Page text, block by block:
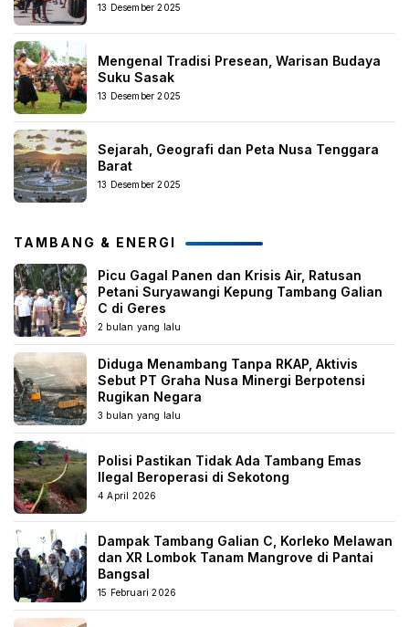
13 Desember 2025
Mengenal Tradisi Presean, Warisan Budaya
Suku Sasak
13 Desember 2025
Sejarah, Geografi dan Peta Nusa Tenggara
Barat
13 Desember 2025
TAMBANG & ENERGI
Picu Gagal Panen dan Krisis Air, Ratusan
Petani Suryawangi Kepung Tambang Galian
C di Geres
2 bulan yang lalu
Diduga Menambang Tanpa RKAP, Aktivis
Sebut PT Graha Nusa Minergi Berpotensi
Rugikan Negara
3 bulan yang lalu
Polisi Pastikan Tidak Ada Tambang Emas
Ilegal Beroperasi di Sekotong
4 April 2026
Dampak Tambang Galian C, Korleko Melawan
dan XR Lombok Tanam Mangrove di Pantai
Bangsal
15 Februari 2026